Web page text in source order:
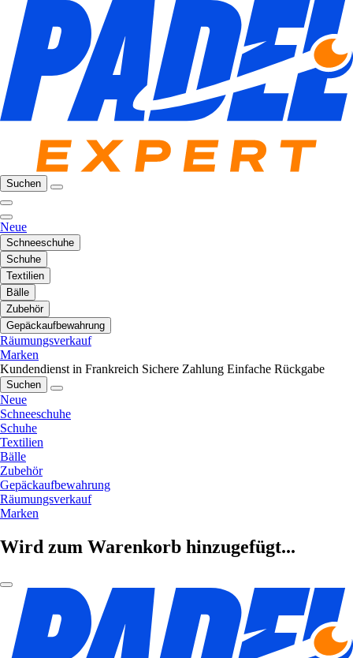
Suchen
Neue
Schneeschuhe
Schuhe
Textilien
Bälle
Zubehör
Gepäckaufbewahrung
Räumungsverkauf
Marken
Kundendienst in Frankreich Sichere Zahlung Einfache Rückgabe
Suchen
Neue
Schneeschuhe
Schuhe
Textilien
Bälle
Zubehör
Gepäckaufbewahrung
Räumungsverkauf
Marken
Wird zum Warenkorb hinzugefügt...